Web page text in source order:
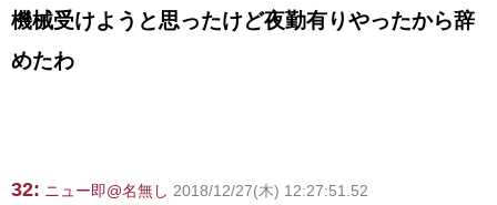
機械受けようと思ったけど夜勤有りやったから辞
めたわ
32: ニュー即@名無し 2018/12/27(木) 12:27:51.52